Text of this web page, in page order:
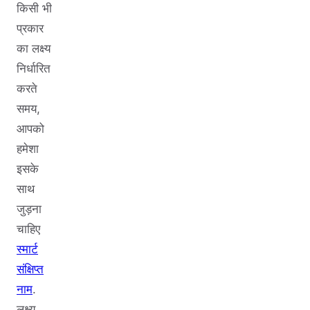
किसी भी
प्रकार
का लक्ष्य
निर्धारित
करते
समय,
आपको
हमेशा
इसके
साथ
जुड़ना
चाहिए
स्मार्ट
संक्षिप्त
नाम.